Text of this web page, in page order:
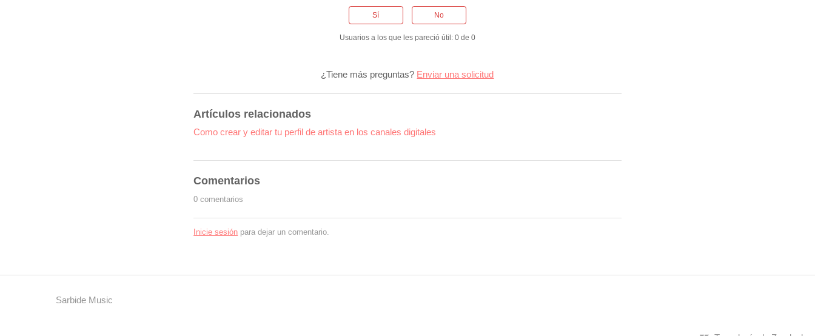
Sí No
Usuarios a los que les pareció útil: 0 de 0
¿Tiene más preguntas? Enviar una solicitud
Artículos relacionados
Como crear y editar tu perfil de artista en los canales digitales
Comentarios
0 comentarios
Inicie sesión para dejar un comentario.
Sarbide Music